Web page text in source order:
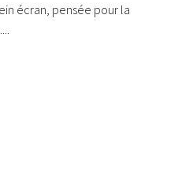
écran, pensée pour la